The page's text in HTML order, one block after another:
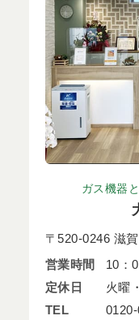
ガス機器
〒520-0246 滋
営業時間
10：
定休日
火曜
TEL